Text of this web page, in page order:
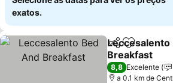
exatos.
PartilharAdicionar
Leccesalento
Breakfast
Ver preços
8,8 Excelente
a 0.1 km de